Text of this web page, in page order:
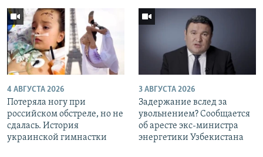
4 АВГУСТА 2026
Потеряла ногу при
российском обстреле, но не
сдалась. История
украинской гимнастки
3 АВГУСТА 2026
Задержание вслед за
увольнением? Сообщается
об аресте экс-министра
энергетики Узбекистана